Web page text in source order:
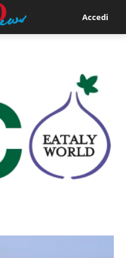
Accedi